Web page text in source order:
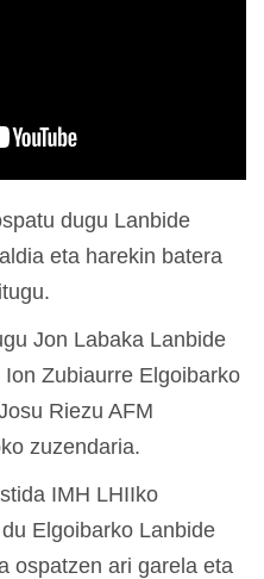
dugu Lanbide
eta harekin batera
Jon Labaka Lanbide
Zubiaurre Elgoibarko
Riezu AFM
zuzendaria.
IMH LHIIko
Elgoibarko Lanbide
ospatzen ari garela eta